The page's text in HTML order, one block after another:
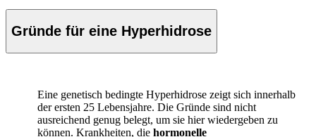
Gründe für eine Hyperhidrose
Eine genetisch bedingte Hyperhidrose zeigt sich innerhalb
der ersten 25 Lebensjahre. Die Gründe sind nicht
ausreichend genug belegt, um sie hier wiedergeben zu
können. Krankheiten, die hormonelle